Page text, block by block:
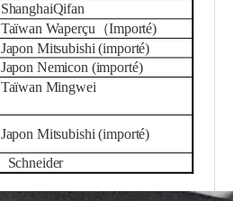
ShanghaiQifan
Taïwan Waperçu （Importé)
Japon Mitsubishi (importé)
Japon Nemicon (importé)
Taïwan Mingwei
Japon Mitsubishi (importé)
Schneider